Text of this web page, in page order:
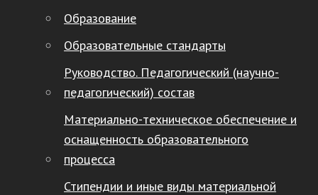
Образование
Образовательные стандарты
Руководство. Педагогический (научно-
педагогический) состав
Материально-техническое обеспечение и
оснащенность образовательного
процесса
Стипендии и иные виды материальной